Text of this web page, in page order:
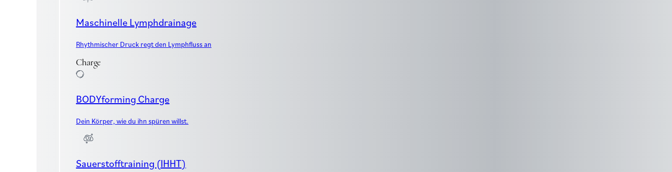
Maschinelle Lymphdrainage
Rhythmischer Druck regt den Lymphfluss an
Charge
BODYforming Charge
Dein Körper, wie du ihn spüren willst.
Sauerstofftraining (IHHT)